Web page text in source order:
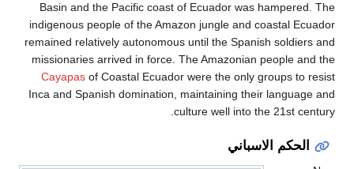
Basin and the Pacific coast of Ecuador was
indigenous people of the Amazon jungle and coastal
remained relatively autonomous until the Spanish
missionaries arrived in force. The Amazonian people
Cayapas of Coastal Ecuador were the only groups
Inca and Spanish domination, maintaining their
culture well into the 21st
الاسباني